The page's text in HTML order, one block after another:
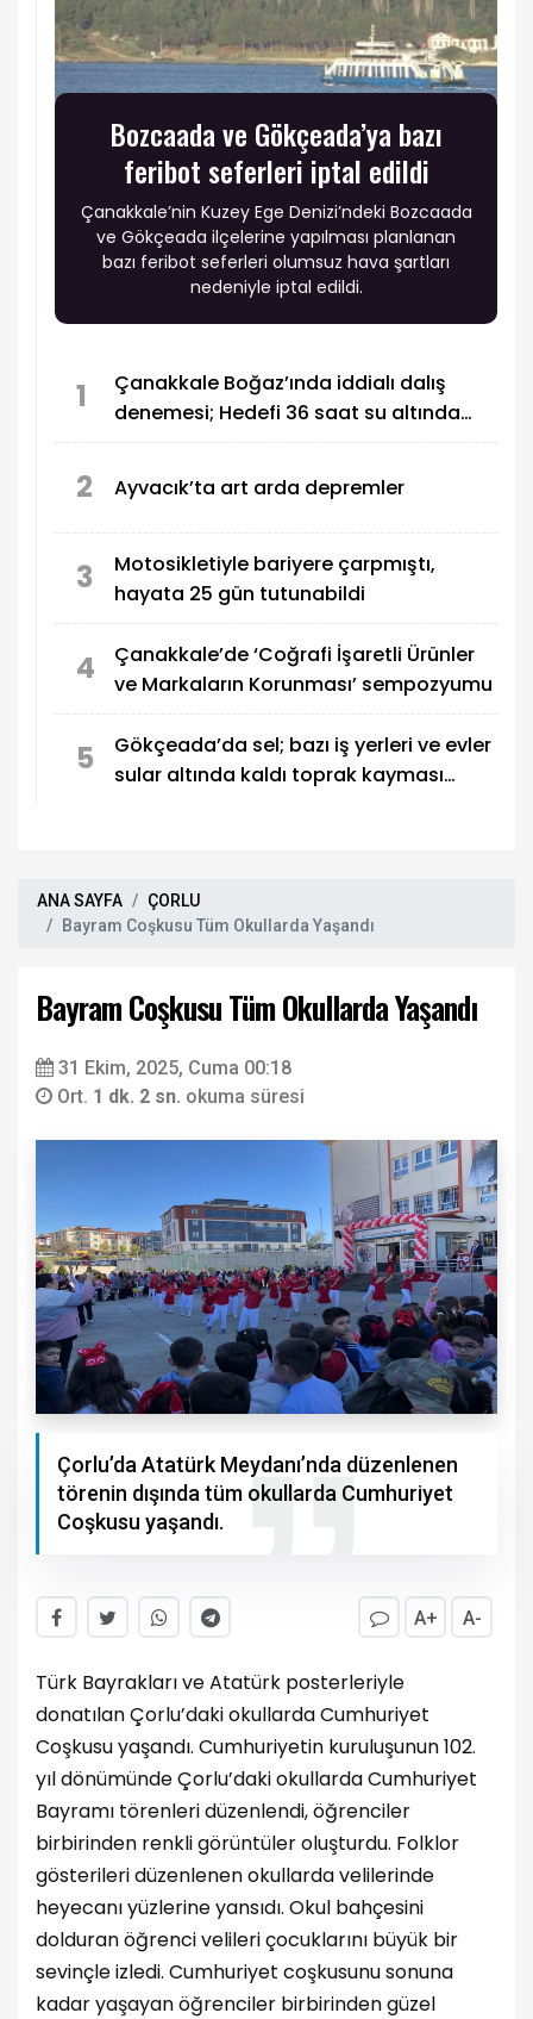
Bozcaada ve Gökçeada’ya bazı
feribot seferleri iptal edildi
Çanakkale’nin Kuzey Ege Denizi’ndeki Bozcaada
ve Gökçeada ilçelerine yapılması planlanan
bazı feribot seferleri olumsuz hava şartları
nedeniyle iptal edildi.
1
Çanakkale Boğaz’ında iddialı dalış
denemesi; Hedefi 36 saat su altında
2 Ayvacık’ta art arda depremler
3
Motosikletiyle bariyere çarpmıştı,
hayata 25 gün tutunabildi
4
Çanakkale’de ‘Coğrafi İşaretli Ürünler
ve Markaların Korunması’ sempozyumu
5
Gökçeada’da sel; bazı iş yerleri ve evler
sular altında kaldı toprak kayması
ANA SAYFA
ÇORLU
Bayram Coşkusu Tüm Okullarda Yaşandı
Bayram Coşkusu Tüm Okullarda Yaşandı
31 Ekim, 2025, Cuma 00:18
Ort. 1 dk. 2 sn. okuma süresi
Çorlu’da Atatürk Meydanı’nda düzenlenen
törenin dışında tüm okullarda Cumhuriyet
Coşkusu yaşandı.
A+ A-
Türk Bayrakları ve Atatürk posterleriyle
donatılan Çorlu’daki okullarda Cumhuriyet
Coşkusu yaşandı. Cumhuriyetin kuruluşunun 102.
yıl dönümünde Çorlu’daki okullarda Cumhuriyet
Bayramı törenleri düzenlendi, öğrenciler
birbirinden renkli görüntüler oluşturdu. Folklor
gösterileri düzenlenen okullarda velilerinde
heyecanı yüzlerine yansıdı. Okul bahçesini
dolduran öğrenci velileri çocuklarını büyük bir
sevinçle izledi. Cumhuriyet coşkusunu sonuna
kadar yaşayan öğrenciler birbirinden güzel